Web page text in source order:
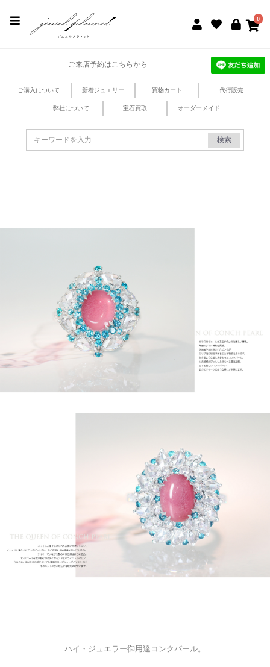
0
ご来店予約はこちらから
ご購入について 新着ジュエリー 買物カート 代行販売
弊社について 宝石買取 オーダーメイド
検索
ハイ・ジュエラー御用達コンクパール。